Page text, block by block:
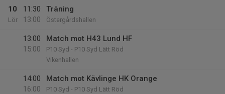
10
Lör
11:30
13:00
Träning
Östergårdshallen
13:00
15:00
Match mot H43 Lund HF
P10 Syd - P10 Syd Lätt Röd
Vikenhallen
14:00
16:00
Match mot Kävlinge HK Orange
P10 Syd - P10 Syd Lätt Röd